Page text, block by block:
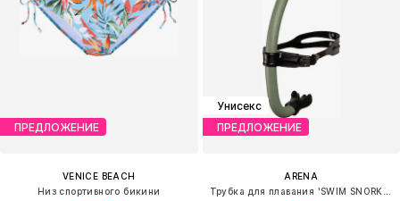
ПРЕДЛОЖЕНИЕ
VENICE BEACH
Низ спортивного бикини
Унисекс
ПРЕДЛОЖЕНИЕ
ARENA